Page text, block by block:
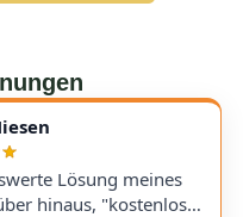
Lösung meines
hinaus, "kostenloser